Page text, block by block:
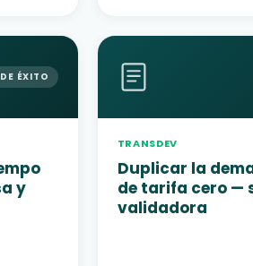
ÉXITO
y
TRANSDEV
Duplicar la
de tarifa cero —
validadora